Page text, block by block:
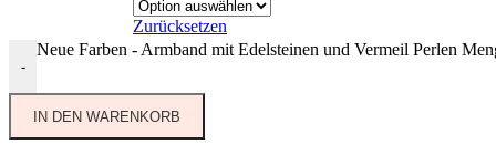
Zurücksetzen
-
Neue Farben - Armband mit Edelsteinen und Vermeil Perlen
IN DEN WARENKORB